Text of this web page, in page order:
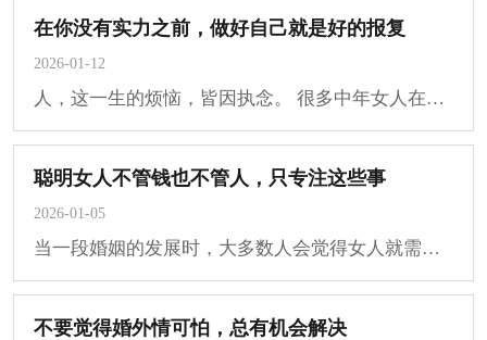
在你没有实力之前，做好自己就是好的报复
2026-01-12
人，这一生的烦恼，皆因执念。 很多中年女人在婚姻中活得非常痛苦，过不好又离不了，总···
聪明女人不管钱也不管人，只专注这些事
2026-01-05
当一段婚姻的发展时，大多数人会觉得女人就需要一个大的本事，就是会管在家里，要管家···
不要觉得婚外情可怕，总有机会解决